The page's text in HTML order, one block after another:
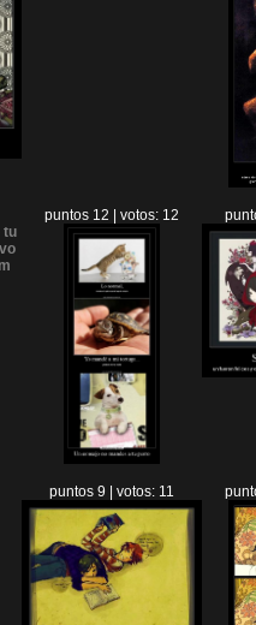
puntos 12 | votos: 12
puntos 9 | votos: 11